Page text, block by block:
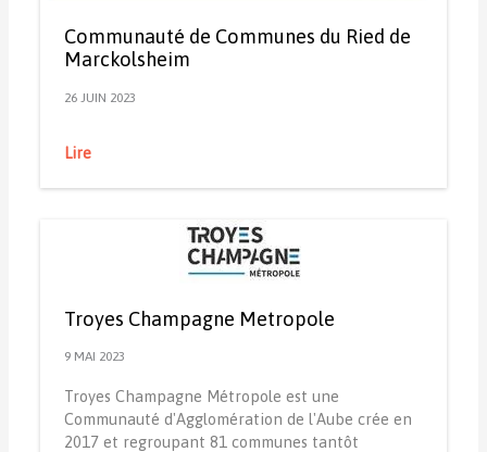
Communauté de Communes du Ried de
Marckolsheim
26 JUIN 2023
Lire
Troyes Champagne Metropole
9 MAI 2023
Troyes Champagne Métropole est une
Communauté d'Agglomération de l'Aube crée en
2017 et regroupant 81 communes tantôt